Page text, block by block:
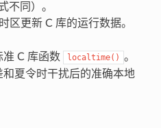
不同）。
区更新 C 库的运行数据。
准 C 库函数 localtime() 。
夏令时干扰后的准确本地